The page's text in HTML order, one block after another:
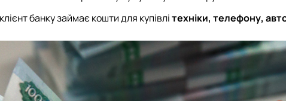
банку займає кошти для купівлітехніки, телефону,